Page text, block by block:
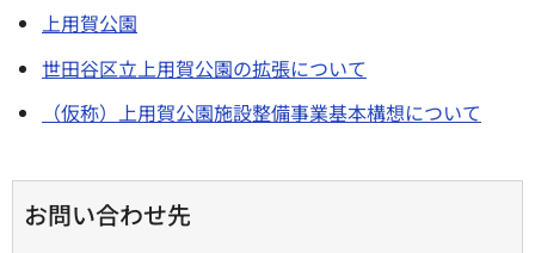
上用賀公園
世田谷区立上用賀公園の拡張について
（仮称）上用賀公園施設整備事業基本構想について
お問い合わせ先